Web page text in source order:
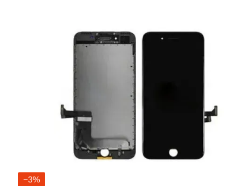
−3%